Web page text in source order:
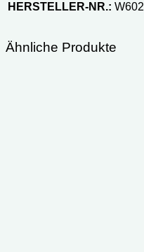
HERSTELLER-NR.: W602
Ähnliche Produkte